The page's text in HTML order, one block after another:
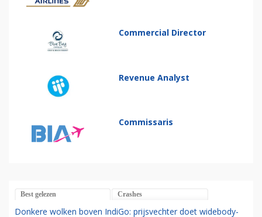
Commercial Director
Revenue Analyst
Commissaris
Best gelezen Crashes
Donkere wolken boven IndiGo: prijsvechter doet widebody-